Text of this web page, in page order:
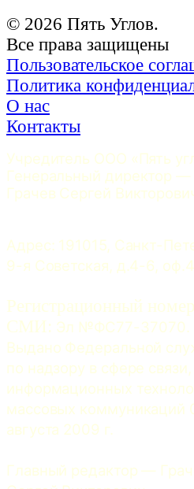
© 2026 Пять Углов.
Все права защищены
Пользовательское
Политика
О нас
Контакты
Учредитель ООО «Пять
Генеральный директор —
Грачев Сергей
Адрес: 191015, Санкт-
9-я Советская, д.4-6,
Регистрационный номер
СМИ: Эл №ФС77-37070.
Выдано Федеральной
по надзору в сфере связи,
информационных
массовых коммуникаций
августа 2009 г.
Главный редактор —